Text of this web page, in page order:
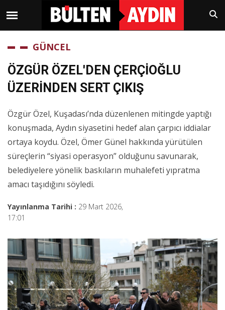
GÜNCEL
ÖZGÜR ÖZEL'DEN ÇERÇİOĞLU
ÜZERİNDEN SERT ÇIKIŞ
Özgür Özel, Kuşadası’nda düzenlenen mitingde yaptığı
konuşmada, Aydın siyasetini hedef alan çarpıcı iddialar
ortaya koydu. Özel, Ömer Günel hakkında yürütülen
süreçlerin “siyasi operasyon” olduğunu savunarak,
belediyelere yönelik baskıların muhalefeti yıpratma
amacı taşıdığını söyledi.
Yayınlanma Tarihi : 29 Mart 2026,
17:01